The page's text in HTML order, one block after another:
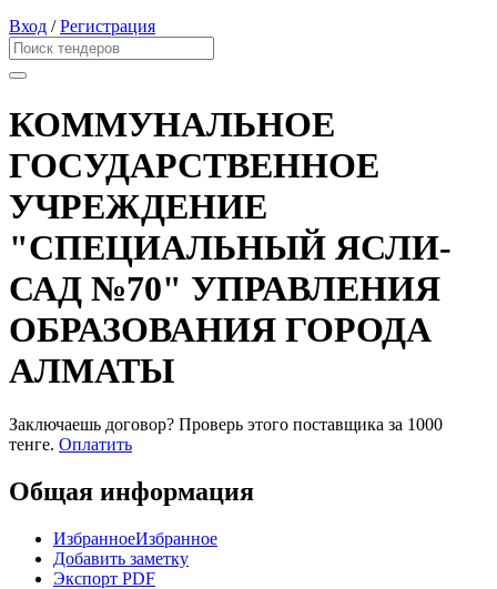
Вход /Регистрация
КОММУНАЛЬНОЕ
ГОСУДАРСТВЕННОЕ
УЧРЕЖДЕНИЕ
"СПЕЦИАЛЬНЫЙ ЯСЛИ-
САД №70" УПРАВЛЕНИЯ
ОБРАЗОВАНИЯ ГОРОДА
АЛМАТЫ
Заключаешь договор? Проверь этого поставщика за 1000
тенге. Оплатить
Общая информация
ИзбранноеИзбранное
Добавить заметку
Экспорт PDF